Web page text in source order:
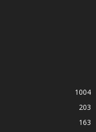
1004
203
163